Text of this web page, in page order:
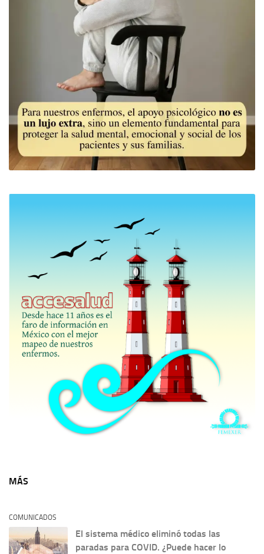
MÁS
COMUNICADOS
El sistema médico eliminó todas las
paradas para COVID. ¿Puede hacer lo